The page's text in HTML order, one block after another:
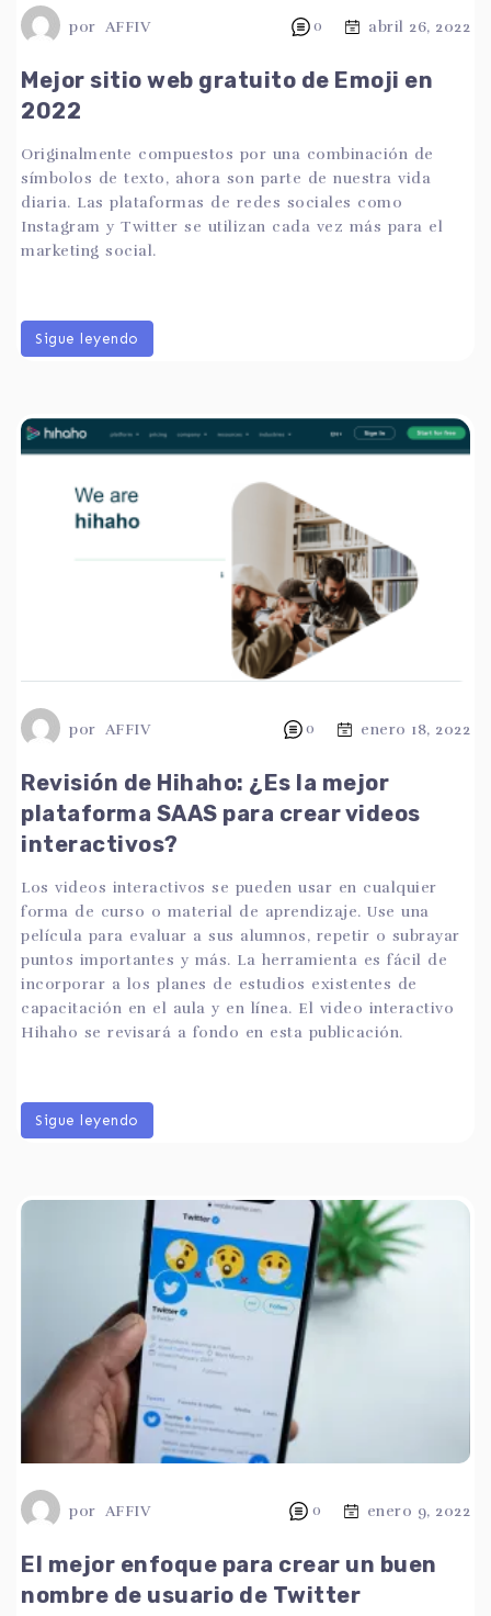
por AFFIV 0 abril 26, 2022
Mejor sitio web gratuito de Emoji en
2022
Originalmente compuestos por una combinación de
símbolos de texto, ahora son parte de nuestra vida
diaria. Las plataformas de redes sociales como
Instagram y Twitter se utilizan cada vez más para el
marketing social.
Sigue leyendo
por AFFIV 0 enero 18, 2022
Revisión de Hihaho: ¿Es la mejor
plataforma SAAS para crear videos
interactivos?
Los videos interactivos se pueden usar en cualquier
forma de curso o material de aprendizaje. Use una
película para evaluar a sus alumnos, repetir o subrayar
puntos importantes y más. La herramienta es fácil de
incorporar a los planes de estudios existentes de
capacitación en el aula y en línea. El video interactivo
Hihaho se revisará a fondo en esta publicación.
Sigue leyendo
por AFFIV 0 enero 9, 2022
El mejor enfoque para crear un buen
nombre de usuario de Twitter